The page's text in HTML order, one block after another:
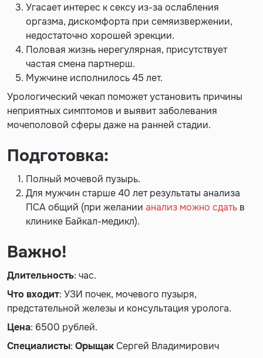
Угасает интерес к сексу из-за ослабления
оргазма, дискомфорта при семяизвержении,
недостаточно хорошей эрекции.
Половая жизнь нерегулярная, присутствует
частая смена партнерш.
Мужчине исполнилось 45 лет.
Урологический чекап поможет установить причины
неприятных симптомов и выявит заболевания
мочеполовой сферы даже на ранней стадии.
Подготовка:
Полный мочевой пузырь.
Для мужчин старше 40 лет результаты анализа
ПСА общий (при желании анализ можно сдать в
клинике Байкал-медикл).
Важно!
Длительность: час.
Что входит: УЗИ почек, мочевого пузыря,
предстательной железы и консультация уролога.
Цена: 6500 рублей.
Специалисты: ОрыщакСергей Владимирович